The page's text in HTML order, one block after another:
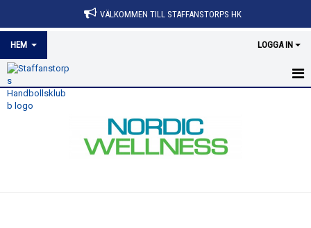
VÄLKOMMEN TILL STAFFANSTORPS HK
HEM LOGGA IN
HEM